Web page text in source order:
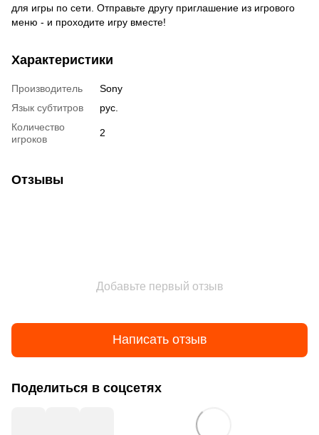
для игры по сети. Отправьте другу приглашение из игрового
меню - и проходите игру вместе!
Характеристики
Производитель
Sony
Язык субтитров
рус.
Количество
игроков
2
Отзывы
Добавьте первый отзыв
Написать отзыв
Поделиться в соцсетях